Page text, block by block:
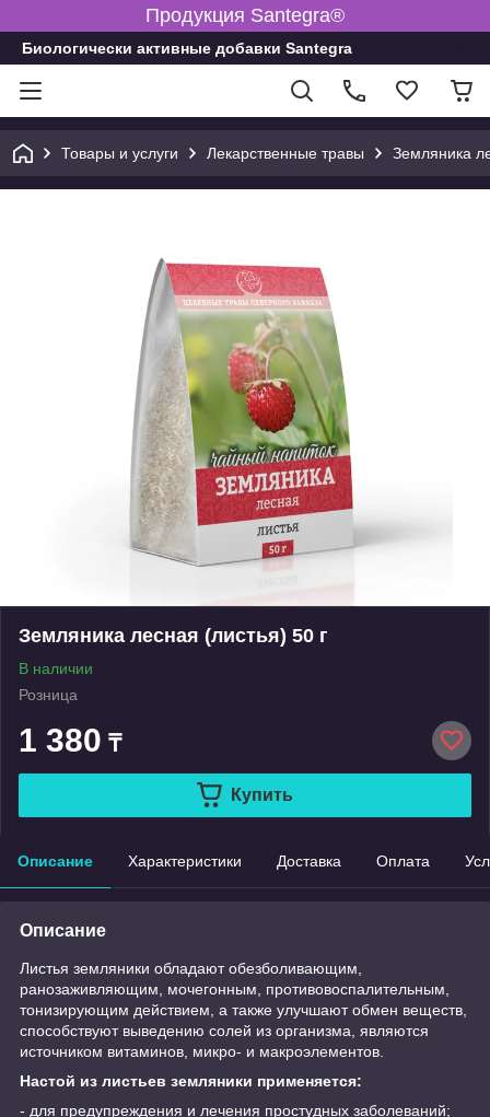
Продукция Santegra®
Биологически активные добавки Santegra
Товары и услуги Лекарственные травы Земляника
Земляника лесная (листья) 50 г
В наличии
Розница
1 380 ₸
Купить
Описание Характеристики Доставка Оплата
Описание
Листья земляники обладают обезболивающим,
ранозаживляющим, мочегонным, противовоспалительным,
тонизирующим действием, а также улучшают обмен веществ,
способствуют выведению солей из организма, являются
источником витаминов, микро- и макроэлементов.
Настой из листьев земляники применяется:
- для предупреждения и лечения простудных заболеваний;